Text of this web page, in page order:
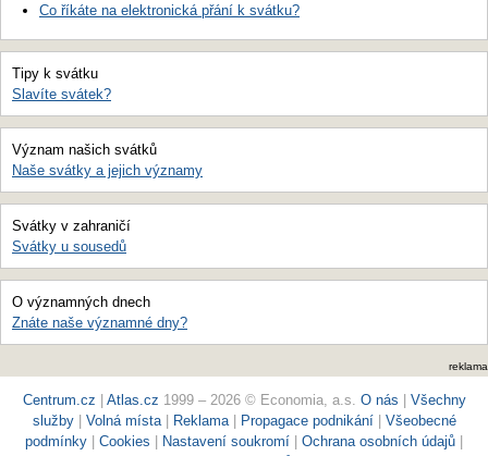
Co říkáte na elektronická přání k svátku?
Tipy k svátku
Slavíte svátek?
Význam našich svátků
Naše svátky a jejich významy
Svátky v zahraničí
Svátky u sousedů
O významných dnech
Znáte naše významné dny?
reklama
Centrum.cz | Atlas.cz 1999 – 2026 © Economia, a.s. O nás | Všechny
služby | Volná místa| Reklama | Propagace podnikání| Všeobecné
podmínky | Cookies | Nastavení soukromí | Ochrana osobních údajů |